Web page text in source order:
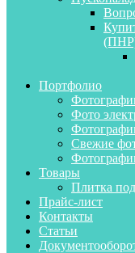
Портфолио
Фото
Свежие
Товары
Плитка
Прайс-лист
Контакты
Статьи